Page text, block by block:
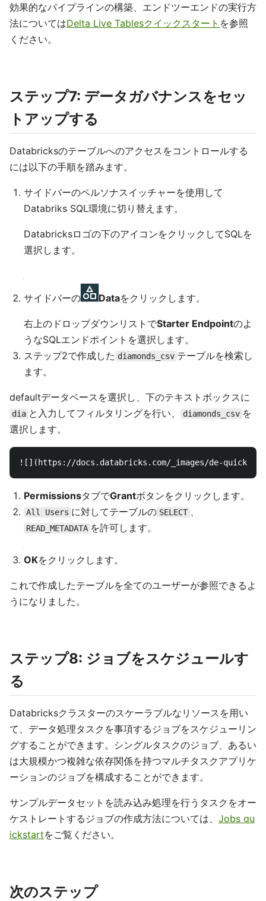
効果的なパイプラインの構築、エンドツーエンドの実行方
法についてはDelta Live Tablesクイックスタート を参照
ください。
ステップ7: データガバナンスをセッ
トアップする
Databricksのテーブルへのアクセスをコントロールする
には以下の手順を踏みます。
サイドバーのペルソナスイッチャーを使用して
Databriks SQL環境に切り替えます。
Databricksロゴの下のアイコンをクリックしてSQLを
選択します。
サイドバーの Dataをクリックします。
右上のドロップダウンリストでStarter Endpointのよ
うなSQLエンドポイントを選択します。
ステップ2で作成した diamonds_csv テーブルを検索し
ます。
defaultデータベースを選択し、下のテキストボックスに
dia と入力してフィルタリングを行い、 diamonds_csv を
選択します。
PermissionsタブでGrantボタンをクリックします。
All Users に対してテーブルの SELECT
READ_METADATA を許可します。
OKをクリックします。
これで作成したテーブルを全てのユーザーが参照できるよ
うになりました。
ステップ8: ジョブをスケジュールす
る
Databricksクラスターのスケーラブルなリソースを用い
て、データ処理タスクを事項するジョブをスケジューリン
グすることができます。シングルタスクのジョブ、あるい
は大規模かつ複雑な依存関係を持つマルチタスクアプリケ
ーションのジョブを構成することができます。
サンプルデータセットを読み込み処理を行うタスクをオー
ケストレートするジョブの作成方法については、 Jobs qu
ickstartをご覧ください。
次のステップ